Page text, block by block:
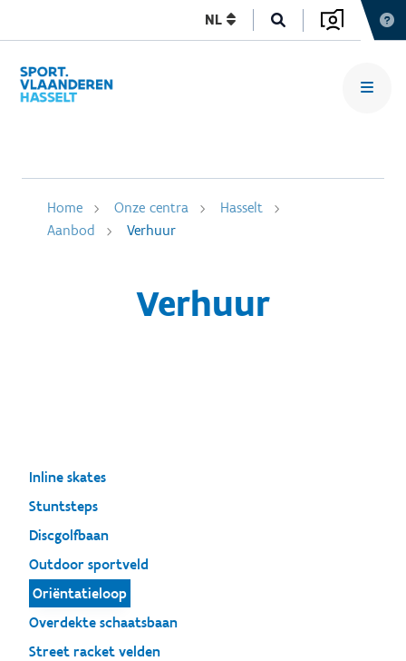
NL
Home Onze centra
Hasselt
Aanbod
Verhuur
Verhuur
Inline skates
Stuntsteps
Discgolfbaan
Outdoor sportveld
Oriëntatieloop
Overdekte schaatsbaan
Street racket velden